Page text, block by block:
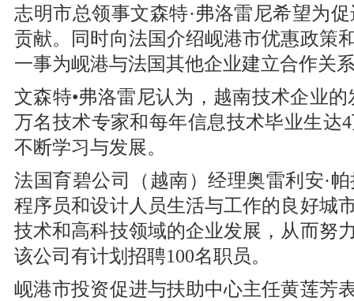
志明市总领事文森特·弗洛雷尼希望为
贡献。同时向法国介绍岘港市优惠政策
一事为岘港与法国其他企业建立合作关
文森特•弗洛雷尼认为，越南技术企业
万名技术专家和每年信息技术毕业生达
不断学习与发展。
法国育碧公司（越南）经理奥雷利安·
程序员和设计人员生活与工作的良好城
技术和高科技领域的企业发展，从而努
该公司有计划招聘100名职员。
岘港市投资促进与扶助中心主任黄莲芳